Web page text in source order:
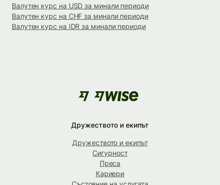
Валутен курс на USD за минали периоди
Валутен курс на CHF за минали периоди
Валутен курс на IDR за минали периоди
Дружеството и екипът
Дружеството и екипът
Сигурност
Преса
Кариери